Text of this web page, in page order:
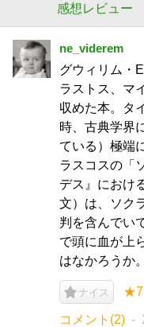
感想レビュー
ne_viderem
グウィリム・
ラストス、マ
収めた本。タ
時、古典学界
ている）極端
ラスコスの「
デス』におけ
文）は、ソク
判を含んでい
で頭に血が上
はなかろうか。
ナイス ★7
コメント(2)